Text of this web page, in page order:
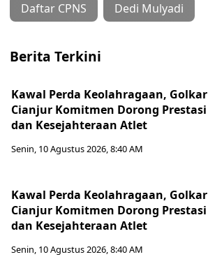
Daftar CPNS Dedi Mulyadi
Berita Terkini
Kawal Perda Keolahragaan, Golkar
Cianjur Komitmen Dorong Prestasi
dan Kesejahteraan Atlet
Senin, 10 Agustus 2026, 8:40 AM
Kawal Perda Keolahragaan, Golkar
Cianjur Komitmen Dorong Prestasi
dan Kesejahteraan Atlet
Senin, 10 Agustus 2026, 8:40 AM